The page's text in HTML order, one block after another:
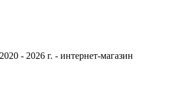
- 2026 г. - интернет-магазин